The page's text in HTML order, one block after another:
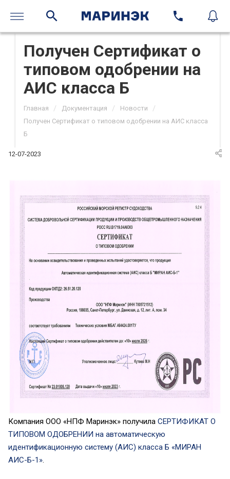
Получен Сертификат о
типовом одобрении на
АИС класса Б
Главная / Документация / Новости /
Получен Сертификат о типовом одобрении на АИС класса
Б
12-07-2023
Компания ООО «НПФ Маринэк» получила СЕРТИФИКАТ О
ТИПОВОМ ОДОБРЕНИИ на автоматическую
идентификационную систему (АИС) класса Б «МИРАН
АИС-Б-1 ».